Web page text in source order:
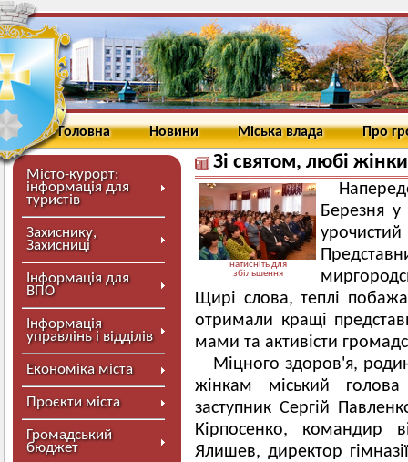
Головна Новини Міська влада Про
Місто-курорт:
інформація для
туристів
Захиснику,
Захисниці
Інформація для
ВПО
Інформація
управлінь і відділів
Економіка міста
Проєкти міста
Громадський
бюджет
Зі святом, любі
натисніть для
збільшення
Березня у
Щирі слова, теплі
отримали кращі
мами та активісти
Міцного здоров'я,
жінкам міський
заступник Сергій
Кірпосенко, командир
Ялишев, директор